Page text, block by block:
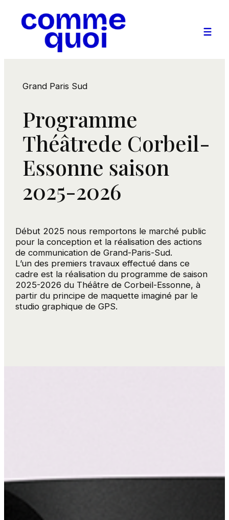
Grand Paris Sud
Programme
Théâtrede Corbeil-
Essonne saison
2025-2026
Début 2025 nous remportons le marché public
pour la conception et la réalisation des actions
de communication de Grand-Paris-Sud.
L’un des premiers travaux effectué dans ce
cadre est la réalisation du programme de saison
2025-2026 du Théâtre de Corbeil-Essonne, à
partir du principe de maquette imaginé par le
studio graphique de GPS.